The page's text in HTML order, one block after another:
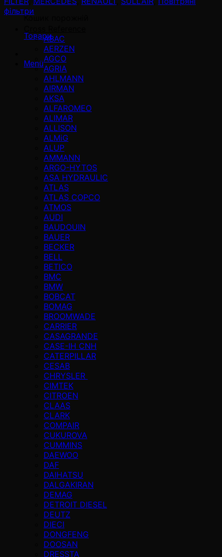
Кошик порожній
Товари
Menü
фільтри
ABAC
AERZEN
AGCO
AGRIA
AHLMANN
AIRMAN
AKSA
ALFAROMEO
ALIMAR
ALLISON
ALMiG
ALUP
AMMANN
ARGO-HYTOS
ASA HYDRAULIC
ATLAS
ATLAS COPCO
ATMOS
AUDI
BAUDOUIN
BAUER
BECKER
BELL
BETICO
BMC
BMW
BOBCAT
BOMAG
BROOMWADE
CARRIER
CASAGRANDE
CASE-IH CNH
CATERPILLAR
CESAB
CHRYSLER
CIMTEK
CITROEN
CLAAS
CLARK
COMPAIR
CUKUROVA
CUMMINS
DAEWOO
DAF
DAIHATSU
DALGAKIRAN
DEMAG
DETROIT DIESEL
DEUTZ
DIECI
DONGFENG
DOOSAN
DRESSTA